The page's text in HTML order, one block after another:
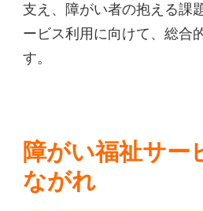
支え、障がい者の抱える課
ービス利用に向けて、総合
す。
障がい福祉サー
ながれ